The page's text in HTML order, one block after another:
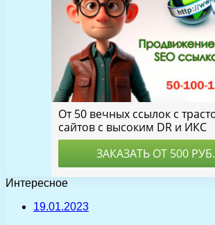
Интересное
19.01.2023